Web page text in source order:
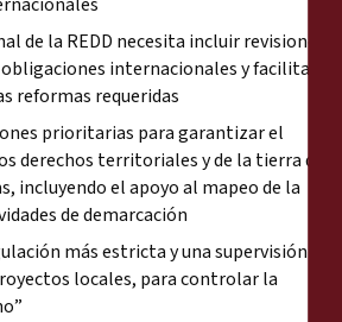
de la REDD necesita incluir revisiones
internacionales y facilitar
reformas requeridas
prioritarias para garantizar el
derechos territoriales y de la tierra de
incluyendo el apoyo al mapeo de la
de demarcación
más estricta y una supervisión
locales, para controlar la